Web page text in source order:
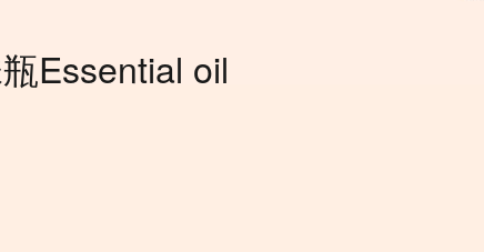
Essential oil